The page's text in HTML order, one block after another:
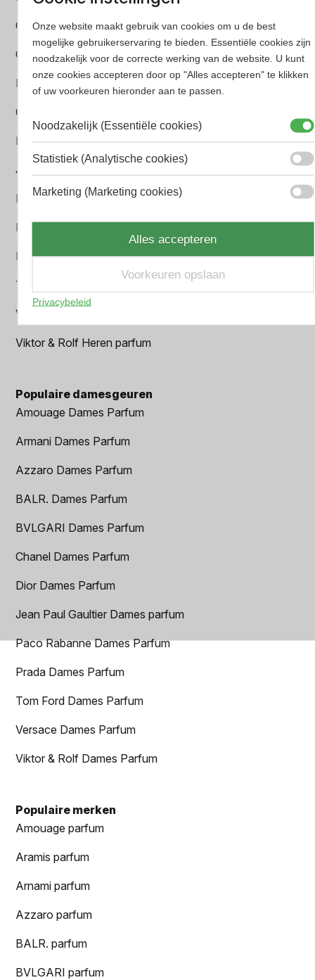
Chanel Heren parfum
Creed heren parfum
Dior Heren parfum
Geurpakket
Hugo Boss Heren parfum
Jean Paul Gaultier Heren parfum
Paco Rabanne Heren parfum
Parfum Gift Set
Prada Heren parfum
Tom Ford Heren parfum
Versace Heren parfum
Viktor & Rolf Heren parfum
Populaire damesgeuren
Amouage Dames Parfum
Armani Dames Parfum
Azzaro Dames Parfum
BALR. Dames Parfum
BVLGARI Dames Parfum
Chanel Dames Parfum
Dior Dames Parfum
Jean Paul Gaultier Dames parfum
Paco Rabanne Dames Parfum
Prada Dames Parfum
Tom Ford Dames Parfum
Versace Dames Parfum
Viktor & Rolf Dames Parfum
Populaire merken
Amouage parfum
Aramis parfum
Arnami parfum
Azzaro parfum
BALR. parfum
BVLGARI parfum
Onze website maakt gebruik van cookies om u de best
mogelijke gebruikerservaring te bieden. Essentiële cookies zijn
noodzakelijk voor de correcte werking van de website. U kunt
onze cookies accepteren door op "Alles accepteren" te klikken
of uw voorkeuren hieronder aan te passen.
Noodzakelijk (Essentiële cookies)
Statistiek (Analytische cookies)
Marketing (Marketing cookies)
Alles accepteren
Voorkeuren opslaan
Privacybeleid